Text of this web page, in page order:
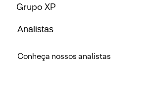
Grupo XP
Analistas
Conheça nossos analistas